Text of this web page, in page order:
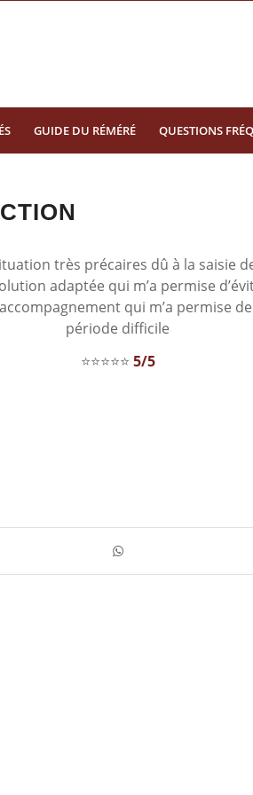
GUIDE DU RÉMÉRÉ QUESTIONS
très précaires dû à la saisie
adaptée qui m’a permise
qui m’a permise
période difficile
⭐⭐⭐⭐⭐ 5/5